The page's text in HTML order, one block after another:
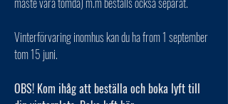
Vinterförvaring inomhus kan du ha from 1 september
tom 15 juni.
OBS! Kom ihåg att beställa och boka lyft till